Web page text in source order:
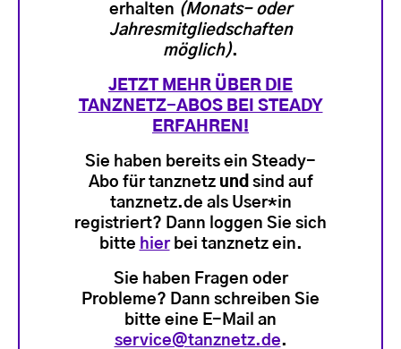
erhalten (Monats- oder
Jahresmitgliedschaften
möglich).
JETZT MEHR ÜBER DIE
TANZNETZ-ABOS BEI STEADY
ERFAHREN!
Sie haben bereits ein Steady-
Abo für tanznetz und sind auf
tanznetz.de als User*in
registriert? Dann loggen Sie sich
bitte hierbei tanznetz ein.
Sie haben Fragen oder
Probleme? Dann schreiben Sie
bitte eine E-Mail an
service@tanznetz.de.